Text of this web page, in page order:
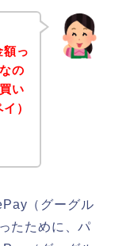
っ
の
い
）
（グーグル
たために、パ